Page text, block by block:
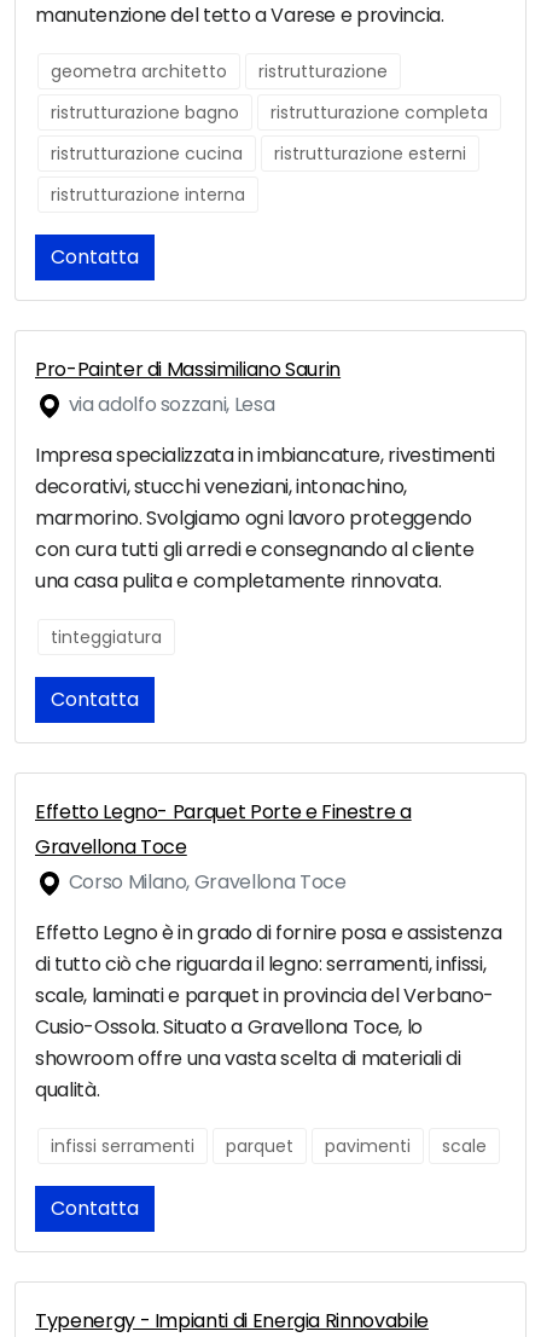
manutenzione del tetto a Varese e provincia.
geometra architetto
ristrutturazione
ristrutturazione bagno
ristrutturazione completa
ristrutturazione cucina
ristrutturazione esterni
ristrutturazione interna
Contatta
Pro-Painter di Massimiliano Saurin
via adolfo sozzani, Lesa
Impresa specializzata in imbiancature, rivestimenti
decorativi, stucchi veneziani, intonachino,
marmorino. Svolgiamo ogni lavoro proteggendo
con cura tutti gli arredi e consegnando al cliente
una casa pulita e completamente rinnovata.
tinteggiatura
Contatta
Effetto Legno- Parquet Porte e Finestre a
Gravellona Toce
Corso Milano, Gravellona Toce
Effetto Legno è in grado di fornire posa e assistenza
di tutto ciò che riguarda il legno: serramenti, infissi,
scale, laminati e parquet in provincia del Verbano-
Cusio-Ossola. Situato a Gravellona Toce, lo
showroom offre una vasta scelta di materiali di
qualità.
infissi serramenti parquet pavimenti scale
Contatta
Typenergy - Impianti di Energia Rinnovabile